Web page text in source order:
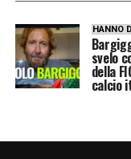
HANNO
svelo
della
calcio